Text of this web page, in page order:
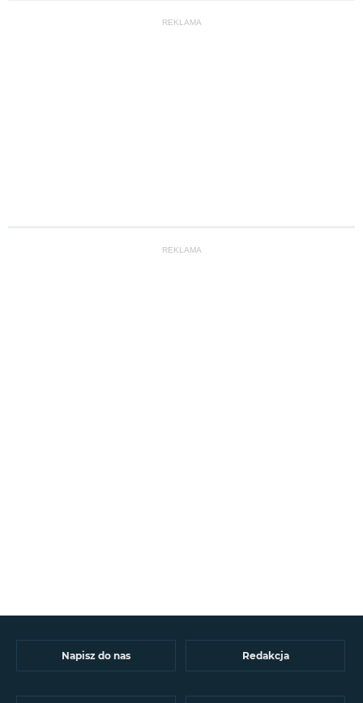
REKLAMA
REKLAMA
Napisz do nas Redakcja